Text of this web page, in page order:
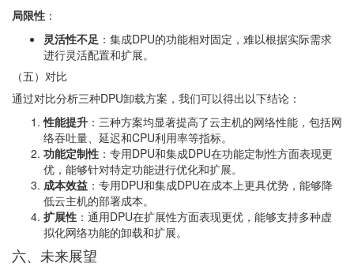
局限性 ：
灵活性不足 ：集成DPU的功能相对固定，难以根据实际需求
进行灵活配置和扩展。
（五）对比
通过对比分析三种DPU卸载方案，我们可以得出以下结论：
性能提升 ：三种方案均显著提高了云主机的网络性能，包括网
络吞吐量、延迟和CPU利用率等指标。
功能定制性 ：专用DPU和集成DPU在功能定制性方面表现更
优，能够针对特定功能进行优化和扩展。
成本效益 ：专用DPU和集成DPU在成本上更具优势，能够降
低云主机的部署成本。
扩展性 ：通用DPU在扩展性方面表现更优，能够支持多种虚
拟化网络功能的卸载和扩展。
六、未来展望